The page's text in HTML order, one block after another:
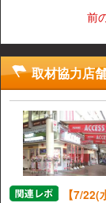
前
取材協力店
【7/